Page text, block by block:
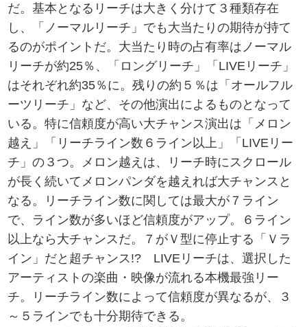
だ。基本となるリーチは大きく分けて３種類存在
し、「ノーマルリーチ」でも大当たりの期待が持て
るのがポイントだ。大当たり時の占有率はノーマル
リーチが約25％、「ロングリーチ」「LIVEリーチ」
はそれぞれ約35％に。残りの約５％は「オールフル
ーツリーチ」など、その他演出によるものとなって
いる。特に信頼度が高い大チャンス演出は「メロン
越え」「リーチライン数６ライン以上」「LIVEリー
チ」の３つ。メロン越えは、リーチ時にスクロール
が長く続いてメロンパンダを越えれば大チャンスと
なる。リーチライン数に関しては最大が７ライン
で、ライン数が多いほど信頼度がアップ。６ライン
以上なら大チャンスだ。７がＶ型に停止する「Ｖラ
イン」だと超チャンス!? LIVEリーチは、選択した
アーティストの楽曲・映像が流れる本機最強リー
チ。リーチライン数によって信頼度が異なるが、３
～５ラインでも十分期待できる。